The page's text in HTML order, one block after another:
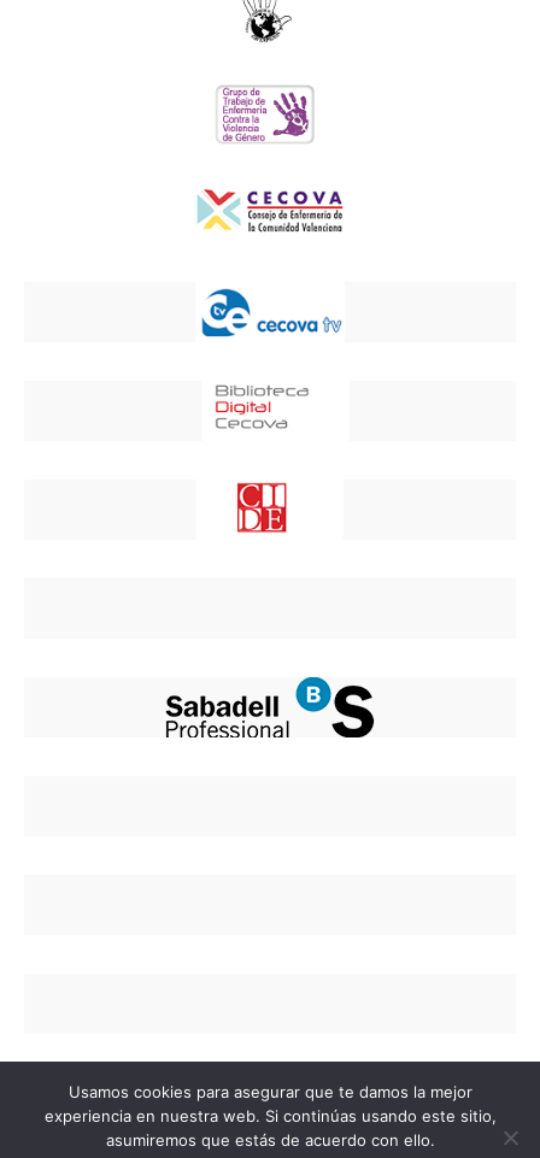
Copyright © 2020 Colegio de Enfermería de
Usamos cookies para asegurar que te damos la mejor
experiencia en nuestra web. Si continúas usando este sitio,
asumiremos que estás de acuerdo con ello.